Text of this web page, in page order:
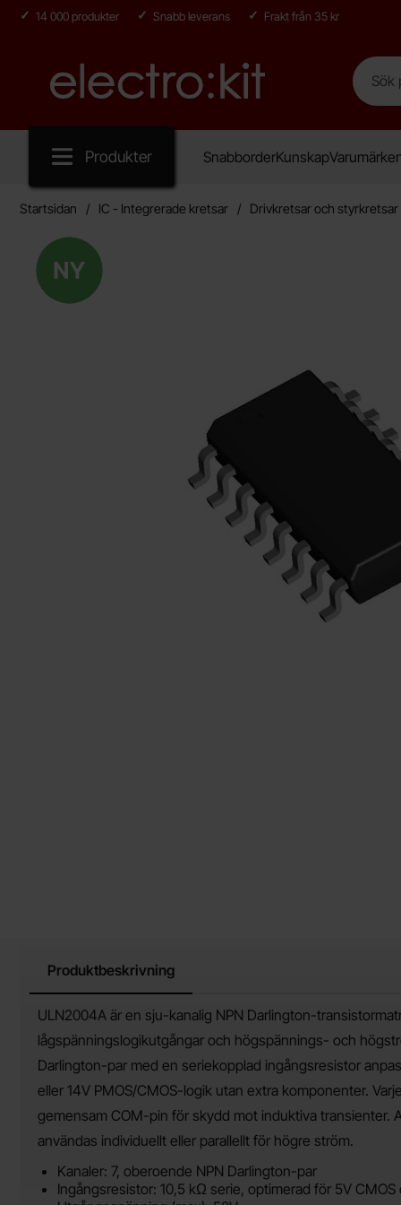
14 000 produkter Snabb leverans Frakt från 35 kr
Startsidan för Electro:kit
Sök
Sök på
Produkter SnabborderKunskap
Startsidan IC - Integrerade kretsar Drivkretsar och styrkretsar
Ny
Produktbeskrivning
Produktbeskrivning
ULN2004A är en sju-kanalig NPN Darlington-
lågspänningslogikutgångar och högspännings- och
Darlington-par med en seriekopplad ingångsresistor
eller 14V PMOS/CMOS-logik utan extra komponenter.
gemensam COM-pin för skydd mot induktiva transienter.
användas individuellt eller parallellt för högre ström.
Kanaler: 7, oberoende NPN Darlington-par
Ingångsresistor: 10,5 kΩ serie, optimerad för 5V CMOS